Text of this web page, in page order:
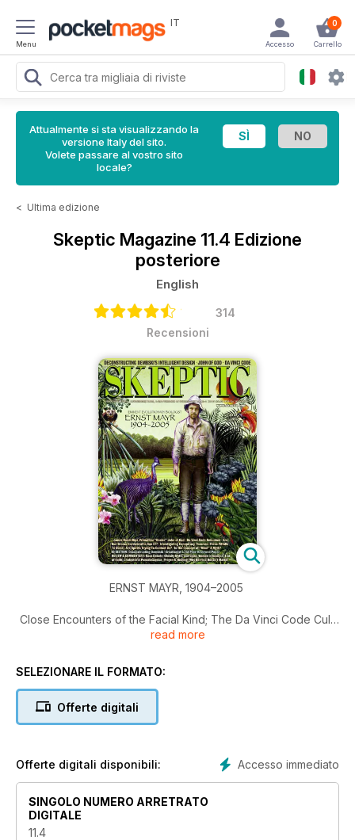
Menu
IT 0
Carrello
Accesso
Attualmente si sta visualizzando la
versione Italy del sito.
Volete passare al vostro sito
locale?
< Ultima edizione
Skeptic Magazine 11.4 Edizione
posteriore
English
314
Recensioni
ERNST MAYR, 1904–2005
Close Encounters of the Facial Kind; The Da Vinci Code Cult;
The Dream World of William Dembski’s Creationism; John of
read more
SELEZIONARE IL FORMATO:
Offerte digitali
Accesso immediato
Offerte digitali disponibili:
SINGOLO NUMERO ARRETRATO
DIGITALE
11.4